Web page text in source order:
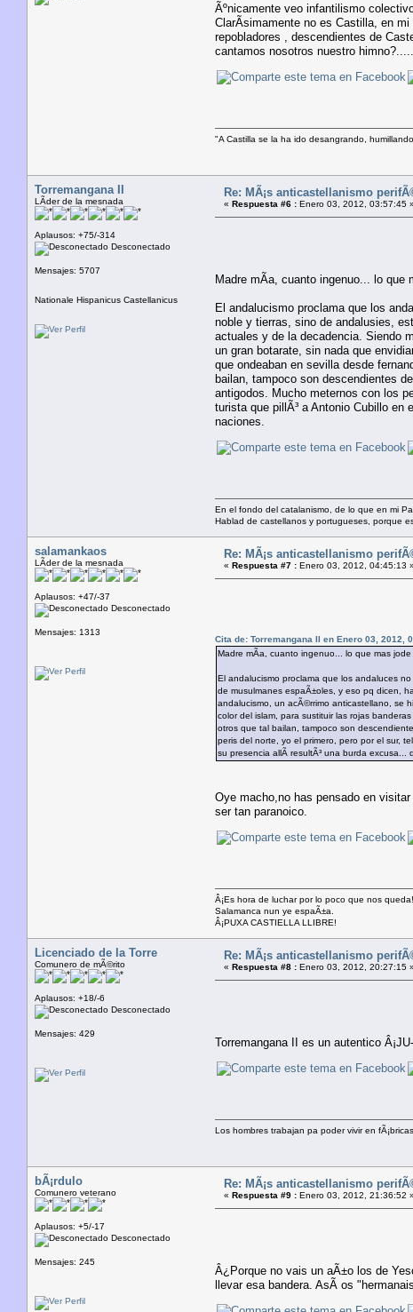
Ãºnicamente veo infantilismo
ClarÃ­simamente no es Castilla, en
repobladores , descendientes de
cantamos nosotros nuestro
"A Castilla se la ha ido desangrando,
Torremangana II
LÃ­der de la mesnada
Aplausos: +75/-314
Desconectado
Mensajes: 5707
Nationale Hispanicus Castellanicus
Re: MÃ¡s anticastellanismo
« Respuesta #6 : Enero 03, 2012, 03:57:45 »
Madre mÃ­a, cuanto ingenuo... lo que
El andalucismo proclama que los
noble y tierras, sino de andalusies,
actuales y de la decadencia. Siendo
un gran botarate, sin nada que
que ondeaban en sevilla desde
bailan, tampoco son descendientes
antigodos. Mucho meternos con los
turista que pillÃ³ a Antonio Cubillo
naciones.
En el fondo del catalanismo, de lo que en mi
Hablad de castellanos y portugueses, porque
salamankaos
LÃ­der de la mesnada
Aplausos: +47/-37
Desconectado
Mensajes: 1313
Re: MÃ¡s anticastellanismo
« Respuesta #7 : Enero 03, 2012, 04:45:13 »
Cita de: Torremangana II en Enero 03, 2012,
Madre mÃ­a, cuanto ingenuo... lo que mas
El andalucismo proclama que los andaluces
de musulmanes espaÃ±oles, y eso pq dicen,
andalucismo, un acÃ©rrimo anticastellano, se
color del islam, para sustituir las rojas
otros que tal bailan, tampoco son
peris del norte, yo el primero, pero por el sur,
su presencia allÃ­ resultÃ³ una burda excusa...
Oye macho,no has pensado en
ser tan paranoico.
Â¡Es hora de luchar por lo poco que nos queda!
Salamanca nun ye espaÃ±a.
Â¡PUXA CASTIELLA LLIBRE!
Licenciado de la Torre
Comunero de mÃ©rito
Aplausos: +18/-6
Desconectado
Mensajes: 429
Re: MÃ¡s anticastellanismo
« Respuesta #8 : Enero 03, 2012, 20:27:15 »
Torremangana II es un autentico
Los hombres trabajan pa poder vivir en
bÃ¡rdulo
Comunero veterano
Aplausos: +5/-17
Desconectado
Mensajes: 245
Re: MÃ¡s anticastellanismo
« Respuesta #9 : Enero 03, 2012, 21:36:52 »
Â¿Porque no vais un aÃ±o los de
llevar esa bandera. AsÃ­ os